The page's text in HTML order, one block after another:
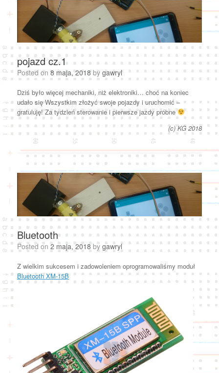
pojazd cz.1
Posted on8 maja, 2018 by gawryl
Dziś było więcej mechaniki, niż elektroniki… choć na koniec
udało się Wszystkim złożyć swoje pojazdy i uruchomić –
gratuluję! Za tydzień sterowanie i pierwsze jazdy próbne
(c) KG 2018
Bluetooth
Posted on2 maja, 2018 by gawryl
Z wielkim sukcesem i zadowoleniem oprogramowaliśmy moduł
Bluetooth XM-15B